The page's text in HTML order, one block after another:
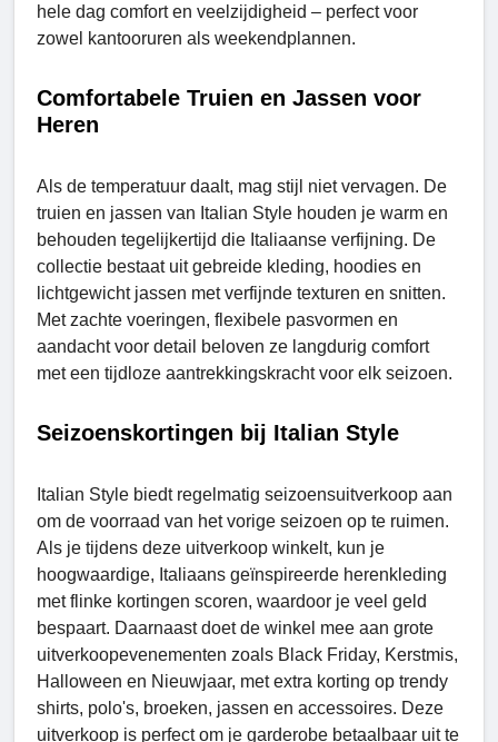
hele dag comfort en veelzijdigheid – perfect voor
zowel kantooruren als weekendplannen.
Comfortabele Truien en Jassen voor
Heren
Als de temperatuur daalt, mag stijl niet vervagen. De
truien en jassen van Italian Style houden je warm en
behouden tegelijkertijd die Italiaanse verfijning. De
collectie bestaat uit gebreide kleding, hoodies en
lichtgewicht jassen met verfijnde texturen en snitten.
Met zachte voeringen, flexibele pasvormen en
aandacht voor detail beloven ze langdurig comfort
met een tijdloze aantrekkingskracht voor elk seizoen.
Seizoenskortingen bij Italian Style
Italian Style biedt regelmatig seizoensuitverkoop aan
om de voorraad van het vorige seizoen op te ruimen.
Als je tijdens deze uitverkoop winkelt, kun je
hoogwaardige, Italiaans geïnspireerde herenkleding
met flinke kortingen scoren, waardoor je veel geld
bespaart. Daarnaast doet de winkel mee aan grote
uitverkoopevenementen zoals Black Friday, Kerstmis,
Halloween en Nieuwjaar, met extra korting op trendy
shirts, polo's, broeken, jassen en accessoires. Deze
uitverkoop is perfect om je garderobe betaalbaar uit te